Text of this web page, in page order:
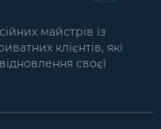
майстрів із
клієнтів, які
своєї